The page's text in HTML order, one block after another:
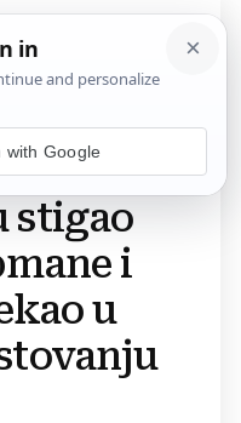
stigao
i
u
with Google